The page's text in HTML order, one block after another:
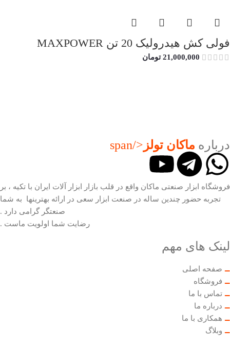
فولی کش هیدرولیک 20 تن MAXPOWER
21,000,000 تومان
درباره ماکان تولز </span
فروشگاه ابزار صنعتی ماکان واقع در قلب بازار ابزار آلات ایران با تکیه ، بر
تجربه حضور چندین ساله در صنعت ابزار سعی در ارائه بهترینها به شما
صنعتگر گرامی دارد .
رضایت شما اولویت ماست .
لینک های مهم
صفحه اصلی
فروشگاه
تماس با ما
درباره ما
همکاری با ما
وبلاگ